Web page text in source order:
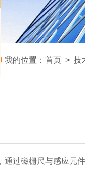
我的位置： 首页 > 技
磁栅尺与感应元